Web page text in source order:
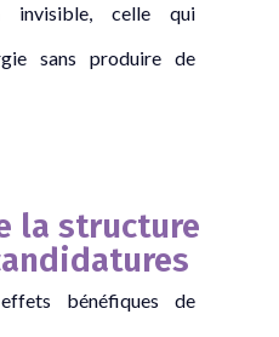
invisible, celle qui
sans produire de
la structure
bénéfiques de